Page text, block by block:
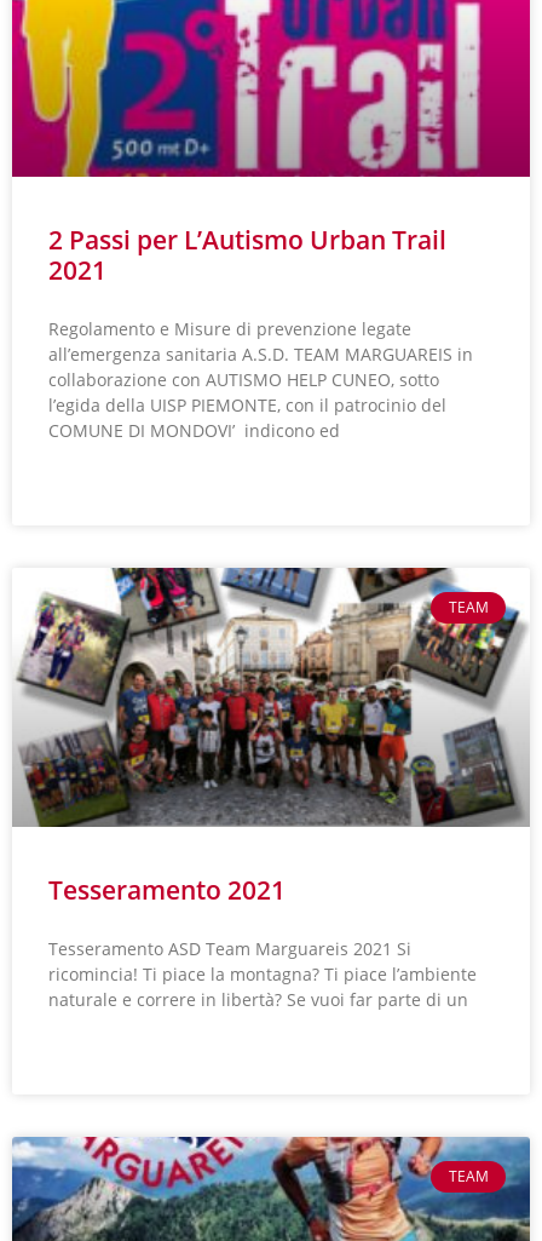
2 Passi per L’Autismo Urban Trail
2021
Regolamento e Misure di prevenzione legate
all’emergenza sanitaria A.S.D. TEAM MARGUAREIS in
collaborazione con AUTISMO HELP CUNEO, sotto
l’egida della UISP PIEMONTE, con il patrocinio del
COMUNE DI MONDOVI’ indicono ed
TEAM
Tesseramento 2021
Tesseramento ASD Team Marguareis 2021 Si
ricomincia! Ti piace la montagna? Ti piace l’ambiente
naturale e correre in libertà? Se vuoi far parte di un
TEAM